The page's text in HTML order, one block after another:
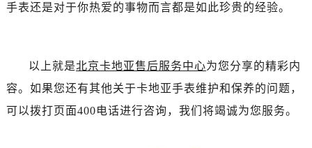
手表还是对于你热爱的事物而言都是如此珍贵的经验。
以上就是北京卡地亚售后服务中心为您分享的精彩内
容。如果您还有其他关于卡地亚手表维护和保养的问题，
可以拨打页面400电话进行咨询，我们将竭诚为您服务。